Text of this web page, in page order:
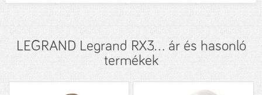
LEGRAND Legrand RX3... ár és hasonló
termékek